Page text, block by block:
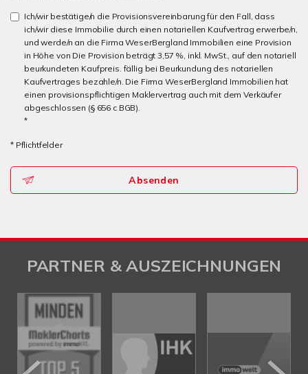
Ich/wir bestätige/n die Provisionsvereinbarung für den Fall, dass
ich/wir diese Immobilie durch einen notariellen Kaufvertrag erwerbe/n,
und werde/n an die Firma WeserBergland Immobilien eine Provision
in Höhe von Die Provision beträgt 3,57 %, inkl. MwSt., auf den notariell
beurkundeten Kaufpreis. fällig bei Beurkundung des notariellen
Kaufvertrages bezahle/n. Die Firma WeserBergland Immobilien hat
einen provisionspflichtigen Maklervertrag auch mit dem Verkäufer
abgeschlossen (§ 656 c BGB).
*
* Pflichtfelder
Absenden
PARTNER & AUSZEICHNUNGEN